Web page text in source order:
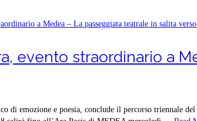
evento straordinario a
di emozione e poesia, conclude il percorso triennale